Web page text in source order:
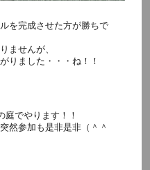
を完成させた方が勝ちで
ませんが、
りました・・・ね！！
でやります！！
然参加も是非是非（＾＾